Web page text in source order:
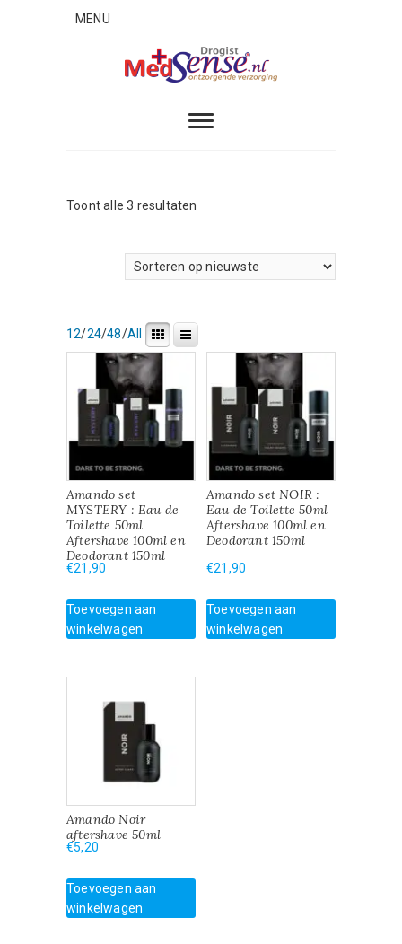
MENU
Toont alle 3 resultaten
12/24/48/All
Amando set
MYSTERY : Eau de
Toilette 50ml
Aftershave 100ml en
Deodorant 150ml
€21,90
Toevoegen aan
winkelwagen
Amando set NOIR :
Eau de Toilette 50ml
Aftershave 100ml en
Deodorant 150ml
€21,90
Toevoegen aan
winkelwagen
Amando Noir
aftershave 50ml
€5,20
Toevoegen aan
winkelwagen